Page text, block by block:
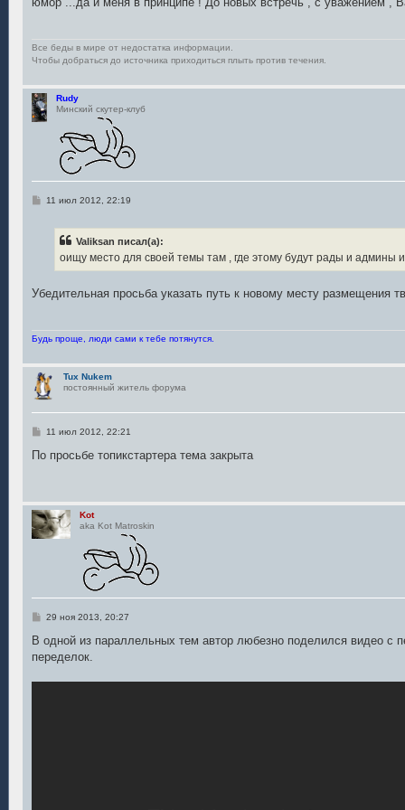
Все беды в мире от недостатка информации.
Чтобы добраться до источника приходиться плыть против течения.
Rudy
Минский скутер-клуб
С11 июл 2012, 22:19
Valiksan писал(а):
оищу место для своей темы там , где этому будут рады и админы
Убедительная просьба указать путь к новому месту размещения
Будь проще, люди сами к тебе потянутся.
Tux Nukem
постоянный житель форума
С
о
и
е
11 июл 2012, 22:21
По просьбе топикстартера тема закрыта
Kot
aka Kot Matroskin
С
о
щ
н
29 ноя 2013, 20:27
В одной из параллельных тем автор любезно поделился видео с
переделок.